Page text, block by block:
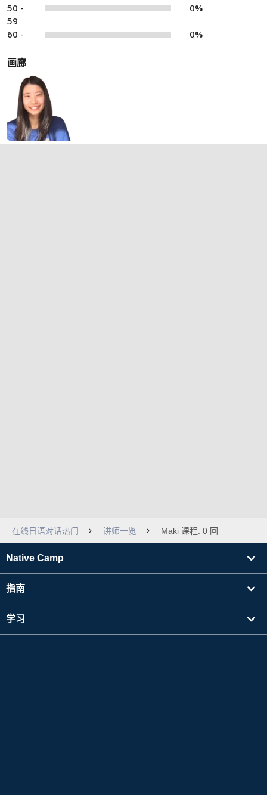
50 -
59
0%
60 - 0%
画廊
在线日语对话热门 讲师一览 Maki 课程: 0 回
Native Camp
指南
学习